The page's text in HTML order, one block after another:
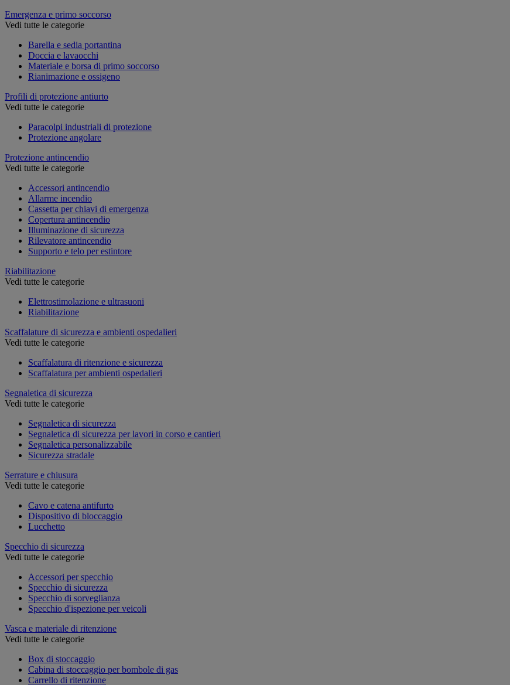
Emergenza e primo soccorso
Vedi tutte le categorie
Barella e sedia portantina
Doccia e lavaocchi
Materiale e borsa di primo soccorso
Rianimazione e ossigeno
Profili di protezione antiurto
Vedi tutte le categorie
Paracolpi industriali di protezione
Protezione angolare
Protezione antincendio
Vedi tutte le categorie
Accessori antincendio
Allarme incendio
Cassetta per chiavi di emergenza
Copertura antincendio
Illuminazione di sicurezza
Rilevatore antincendio
Supporto e telo per estintore
Riabilitazione
Vedi tutte le categorie
Elettrostimolazione e ultrasuoni
Riabilitazione
Scaffalature di sicurezza e ambienti ospedalieri
Vedi tutte le categorie
Scaffalatura di ritenzione e sicurezza
Scaffalatura per ambienti ospedalieri
Segnaletica di sicurezza
Vedi tutte le categorie
Segnaletica di sicurezza
Segnaletica di sicurezza per lavori in corso e cantieri
Segnaletica personalizzabile
Sicurezza stradale
Serrature e chiusura
Vedi tutte le categorie
Cavo e catena antifurto
Dispositivo di bloccaggio
Lucchetto
Specchio di sicurezza
Vedi tutte le categorie
Accessori per specchio
Specchio di sicurezza
Specchio di sorveglianza
Specchio d'ispezione per veicoli
Vasca e materiale di ritenzione
Vedi tutte le categorie
Box di stoccaggio
Cabina di stoccaggio per bombole di gas
Carrello di ritenzione